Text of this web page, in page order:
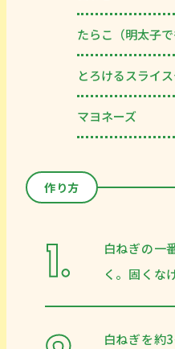
たらこ（明太子で
とろけるスライ
マヨネーズ
作り方
白ねぎの一
く。固くな
白ねぎを約